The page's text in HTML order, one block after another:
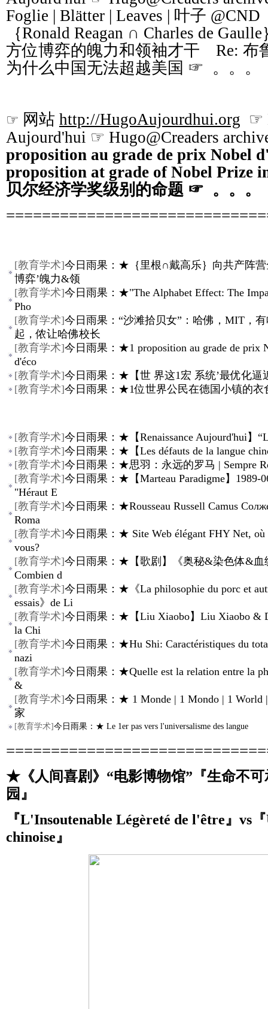
Foglie | Blätter | Leaves | 叶子
｛Ronald Reagan ∩ Charles de
方位博弈的魄力和领袖才干 Re: 布
为什么中国无法超越美国 ☞ 。。。
☞ 网站 http://HugoAujourdhui.org ☞
Aujourd'hui ☞ Hugo@Creaders
proposition au grade de prix Nobel
proposition at grade of Nobel Prize
贝尔经济学奖级别的命题 ☞ 。。。
[教育学术]今日雨果：★｛里根∩戴高乐｝向共产阵营
博弈’魄力&领
[教育学术]今日雨果：★"The Alphabet Effect: The
Pho
[教育学术]今日雨果：“沙滩拾贝女”：哈佛，MIT，
起，侬让哈佛校长
[教育学术]今日雨果：★1 proposition au grade de prix
d'éco
[教育学术]今日雨果：★【世 界这1宏 系统’最优化逼
[教育学术]今日雨果：★1位世界公民在德国小镇的衣
[教育学术]今日雨果：★【Renaissance Aujourd'hui】
[教育学术]今日雨果：★【Les défauts de la langue
[教育学术]今日雨果：★思羽：永远的罗马 | Sempre
[教育学术]今日雨果：★【Marteau Paradigme】1989-
"Héraut E
[教育学术]今日雨果：★Rousseau Russell Camus
Roma
[教育学术]今日雨果：★ Site Web élégant FHY Net, où
vous?
[教育学术]今日雨果：★【歌剧】《奥秘&染色体&血
Combien d
[教育学术]今日雨果：★《La philosophie du porc et
essais》de Li
[教育学术]今日雨果：★【Liu Xiaobo】Liu Xiaobo &
la Chi
[教育学术]今日雨果：★Hu Shi: Caractéristiques du
nazi
[教育学术]今日雨果：★Quelle est la relation entre la
&
[教育学术]今日雨果：★ 1 Monde | 1 Mondo | 1 World
家
[教育学术]今日雨果：★ Le 1er pas vers l'universalisme des langue
★《人间喜剧》“电影博物馆”『生命不可
园』
『L'Insoutenable Légèreté de l'être』vs『
chinoise』